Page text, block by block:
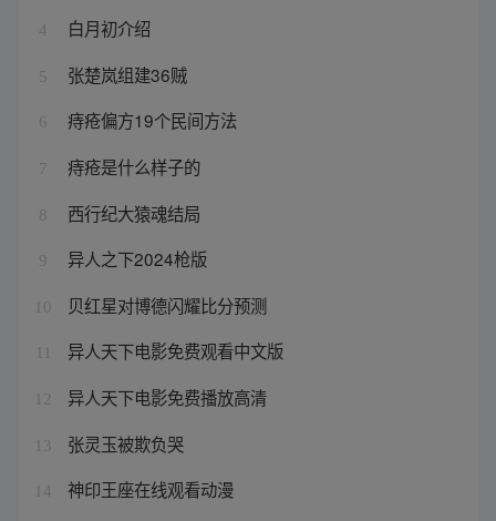
4 白月初介绍
5 张楚岚组建36贼
6 痔疮偏方19个民间方法
7 痔疮是什么样子的
8 西行纪大猿魂结局
9 异人之下2024枪版
10 贝红星对博德闪耀比分预测
异人天下电影免费观看中文版
12 异人天下电影免费播放高清
13 张灵玉被欺负哭
14 神印王座在线观看动漫